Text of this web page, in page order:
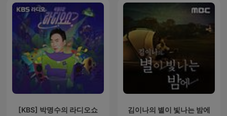
[KBS] 박명수의 라디오쇼 김이나의 별이 빛나는 밤에